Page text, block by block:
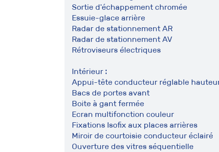
Sortie d'échappement chromée
Essuie-glace arrière
Radar de stationnement AR
Radar de stationnement AV
Rétroviseurs électriques
Intérieur :
Appui-tête conducteur réglable
Bacs de portes avant
Boite à gant fermée
Ecran multifonction couleur
Fixations Isofix aux places arrières
Miroir de courtoisie conducteur éclairé
Ouverture des vitres séquentielle